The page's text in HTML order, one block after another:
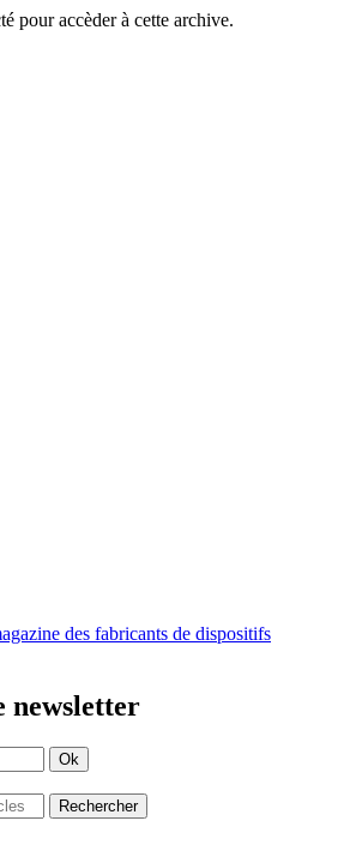
pour accèder à cette archive.
newsletter